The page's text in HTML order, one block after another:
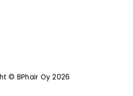
© BPhair Oy 2026